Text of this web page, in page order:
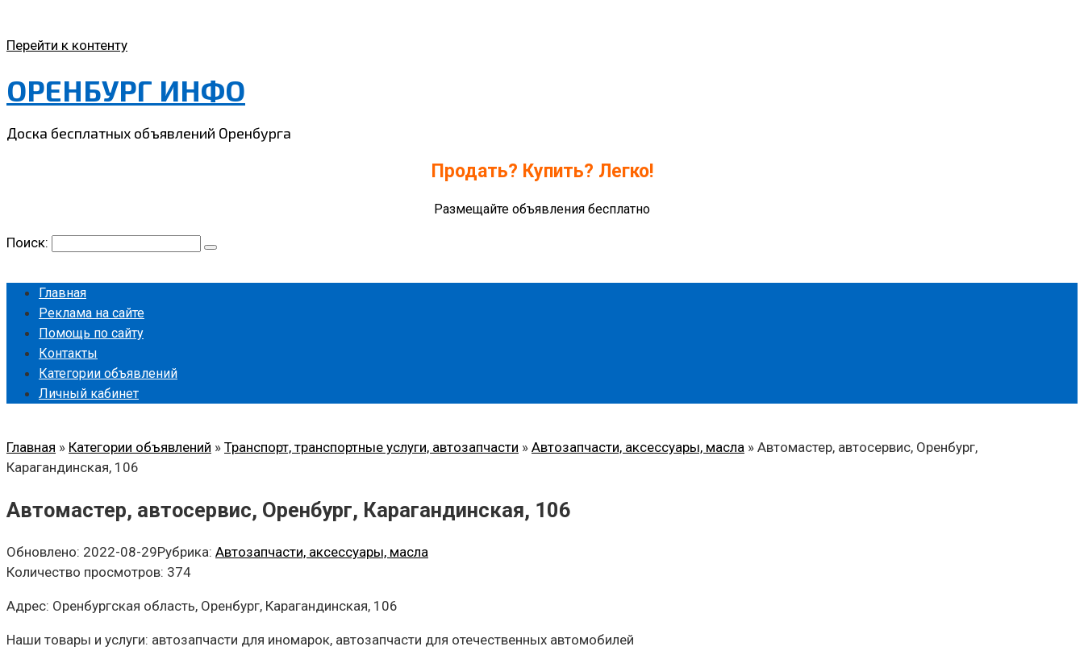
Перейти к контенту
ОРЕНБУРГ ИНФО
Доска бесплатных объявлений Оренбурга
Продать? Купить? Легко!
Размещайте объявления бесплатно
Поиск:
Главная
Реклама на сайте
Помощь по сайту
Контакты
Категории объявлений
Личный кабинет
Главная » Категории объявлений » Транспорт, транспортные услуги, автозапчасти » Автозапчасти, аксессуары, масла » Автомастер, автосервис, Оренбург,
Карагандинская, 106
Автомастер, автосервис, Оренбург, Карагандинская, 106
Обновлено: 2022-08-29Рубрика: Автозапчасти, аксессуары, масла
Количество просмотров: 374
Адрес: Оренбургская область, Оренбург, Карагандинская, 106
Наши товары и услуги: автозапчасти для иномарок, автозапчасти для отечественных автомобилей